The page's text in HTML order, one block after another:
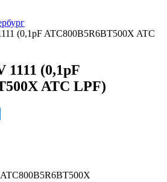
(0,1pF ATC800B5R6BT500X ATC
1111 (0,1pF
ATC LPF)
ATC800B5R6BT500X